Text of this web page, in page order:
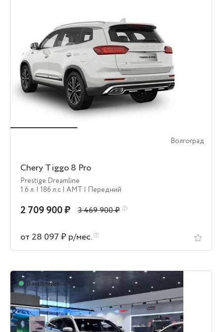
Волгоград
Chery Tiggo 8 Pro
Prestige Dreamline
1.6 л. | 186 л.c | AMT | Передний
2 709 900 ₽ 3 469 900 ₽
от 28 097 ₽ р/мес.
В наличии